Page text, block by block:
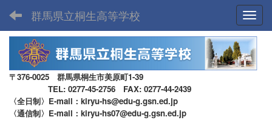
群馬県立桐生高等学校
〒376-0025 群馬県桐生市美原町1-39
TEL: 0277-45-2756 FAX: 0277-44-2439
〈全日制〉E-mail：kiryu-hs@edu-g.gsn.ed.jp
〈通信制〉E-mail：kiryu-hs07@edu-g.gsn.ed.jp